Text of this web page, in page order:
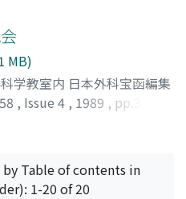
章
MB)
学教室内 日本外科宝函編集
, Issue 4 , 1989 , pp.368-
Table of contents in
1-20 of 20